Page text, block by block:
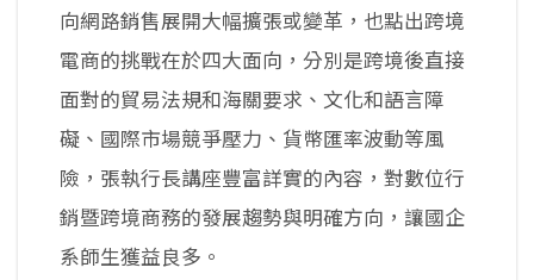
向網路銷售展開大幅擴張或變革，也點出跨境
電商的挑戰在於四大面向，分別是跨境後直接
面對的貿易法規和海關要求、文化和語言障
礙、國際市場競爭壓力、貨幣匯率波動等風
險，張執行長講座豐富詳實的內容，對數位行
銷暨跨境商務的發展趨勢與明確方向，讓國企
系師生獲益良多。